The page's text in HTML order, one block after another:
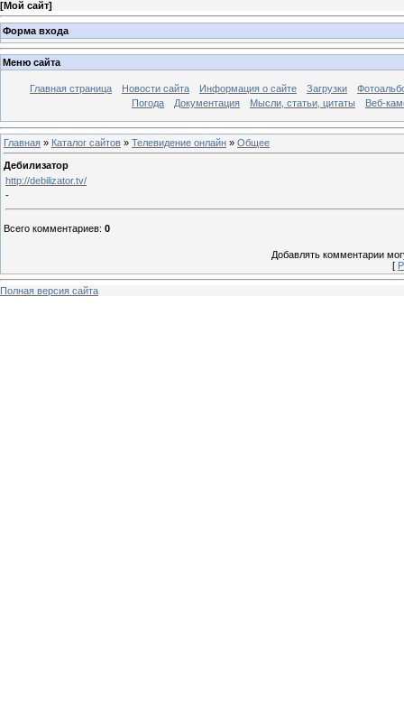
[Мой сайт]
Форма входа
Меню сайта
Главная страница Новости сайта Информация о сайте Загрузки
Погода
Документация Мысли, статьи, цитаты Веб-
Главная » Каталог сайтов » Телевидение онлайн » Общее
Дебилизатор
http://debilizator.tv/
-
Всего комментариев: 0
Добавлять комментарии
[
Полная версия сайта